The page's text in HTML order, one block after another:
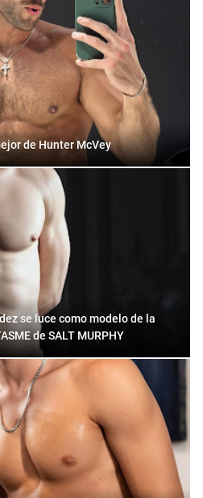
de Hunter McVey
se luce como modelo de la
de SALT MURPHY